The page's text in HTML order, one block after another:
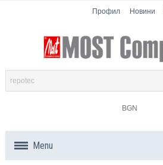
Профил Новини
BGN
Menu